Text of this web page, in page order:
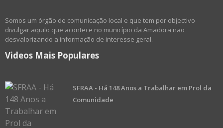
Somos um órgão de comunicação local e que tem por objectivo
divulgar aquilo que acontece no município da Amadora não
desvalorizando a informação de interesse geral.
Videos Mais Populares
SFRAA - Há 148 Anos a Trabalhar em Prol da
Comunidade